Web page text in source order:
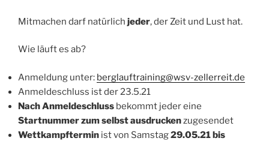
Mitmachen darf natürlich jeder, der Zeit und Lust hat.
Wie läuft es ab?
Anmeldung unter: berglauftraining@wsv-zellerreit.de
Anmeldeschluss ist der 23.5.21
Nach Anmeldeschluss bekommt jeder eine
Startnummer zum selbst ausdruckenzugesendet
Wettkampftermin ist von Samstag29.05.21 bis